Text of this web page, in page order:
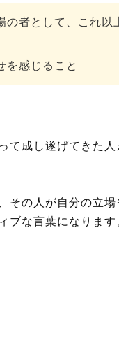
者として、これ以
を感じること
て成し遂げてきた
その人が自分の立
ブな言葉になります